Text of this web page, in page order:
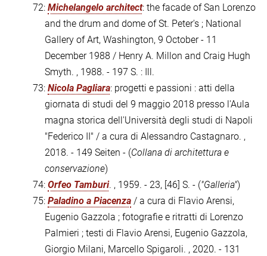
72: Michelangelo architect: the facade of San Lorenzo
and the drum and dome of St. Peter's ; National
Gallery of Art, Washington, 9 October - 11
December 1988 / Henry A. Millon and Craig Hugh
Smyth. , 1988. - 197 S. : Ill.
73: Nicola Pagliara: progetti e passioni : atti della
giornata di studi del 9 maggio 2018 presso l'Aula
magna storica dell'Università degli studi di Napoli
"Federico II" / a cura di Alessandro Castagnaro. ,
2018. - 149 Seiten - (Collana di architettura e
conservazione)
74: Orfeo Tamburi. , 1959. - 23, [46] S. - ("Galleria")
75: Paladino a Piacenza / a cura di Flavio Arensi,
Eugenio Gazzola ; fotografie e ritratti di Lorenzo
Palmieri ; testi di Flavio Arensi, Eugenio Gazzola,
Giorgio Milani, Marcello Spigaroli. , 2020. - 131